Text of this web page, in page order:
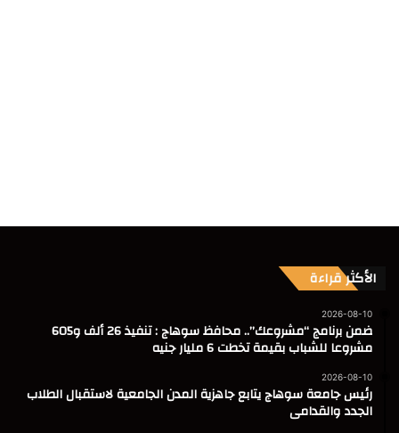
الأكثر قراءة
2026-08-10
ضمن برنامج “مشروعك”.. محافظ سوهاج : تنفيذ 26 ألف و605
مشروعا للشباب بقيمة تخطت 6 مليار جنيه
2026-08-10
رئيس جامعة سوهاج يتابع جاهزية المدن الجامعية لاستقبال الطلاب
الجدد والقدامى